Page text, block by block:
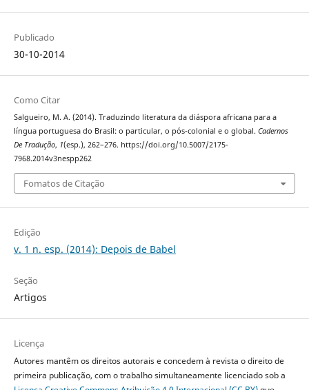
Publicado
30-10-2014
Como Citar
Salgueiro, M. A. (2014). Traduzindo literatura da diáspora africana para a
língua portuguesa do Brasil: o particular, o pós-colonial e o global. Cadernos
De Tradução, 1(esp.), 262–276. https://doi.org/10.5007/2175-
7968.2014v3nespp262
Fomatos de Citação
Edição
v. 1 n. esp. (2014): Depois de Babel
Seção
Artigos
Licença
Autores mantêm os direitos autorais e concedem à revista o direito de
primeira publicação, com o trabalho simultaneamente licenciado sob a